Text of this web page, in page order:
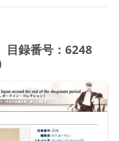
録番号：6248